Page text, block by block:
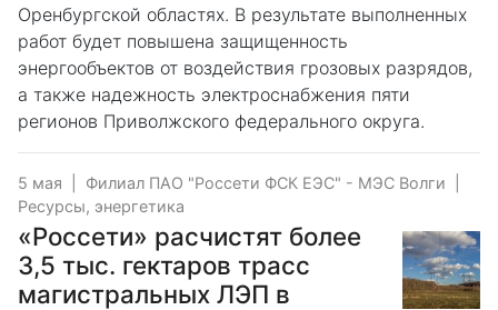
Оренбургской областях. В результате выполненных
работ будет повышена защищенность
энергообъектов от воздействия грозовых разрядов,
а также надежность электроснабжения пяти
регионов Приволжского федерального округа.
5 мая Филиал ПАО "Россети ФСК ЕЭС" - МЭС Волги
Ресурсы, энергетика
«Россети» расчистят более
3,5 тыс. гектаров трасс
магистральных ЛЭП в